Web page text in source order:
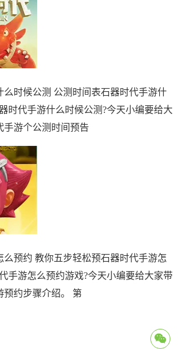
时候公测 公测时间表石器时代手游什
时代手游什么时候公测?今天小编要给大
手游个公测时间预告
预约 教你五步轻松预石器时代手游怎
手游怎么预约游戏?今天小编要给大家带
预约步骤介绍。 第